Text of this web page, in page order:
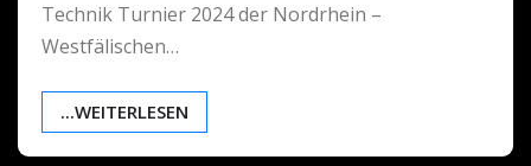
Technik Turnier 2024 der Nordrhein –
Westfälischen…
...WEITERLESEN